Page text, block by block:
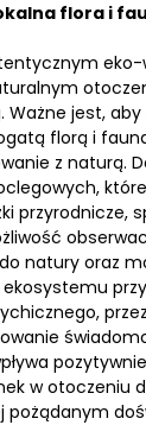
flora i
eko-
jest, aby
florą i
z naturą.
przyrodnicze,
natury oraz
w otoczeniu
pożądanym